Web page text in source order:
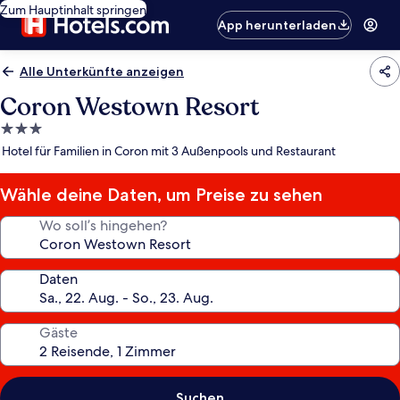
Zum Hauptinhalt springen
App herunterladen
Alle Unterkünfte anzeigen
Coron Westown Resort
3.0-
Sterne-
Hotel für Familien in Coron mit 3 Außenpools und Restaurant
Wähle deine Daten, um Preise zu sehen
Wo soll’s hingehen?
Daten
Gäste